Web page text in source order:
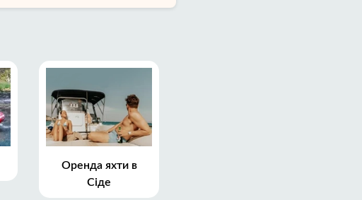
Оренда яхти в
Сіде